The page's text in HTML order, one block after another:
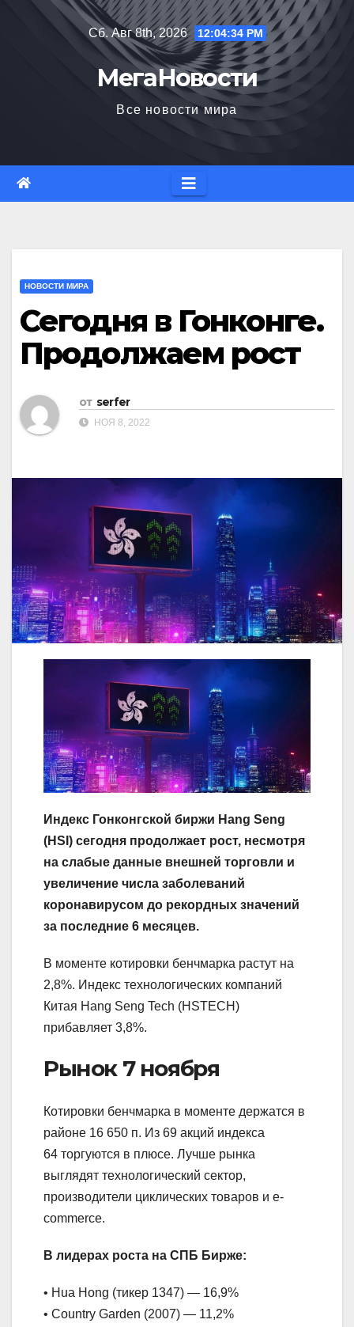
Сб. Авг 8th, 2026 12:04:35 PM
МегаНовости
Все новости мира
НОВОСТИ МИРА
Сегодня в Гонконге.
Продолжаем рост
от serfer
НОЯ 8, 2022
Индекс Гонконгской биржи Hang Seng
(HSI) сегодня продолжает рост, несмотря
на слабые данные внешней торговли и
увеличение числа заболеваний
коронавирусом до рекордных значений
за последние 6 месяцев.
В моменте котировки бенчмарка растут на
2,8%. Индекс технологических компаний
Китая Hang Seng Tech (HSTECH)
прибавляет 3,8%.
Рынок 7 ноября
Котировки бенчмарка в моменте держатся в
районе 16 650 п. Из 69 акций индекса
64 торгуются в плюсе. Лучше рынка
выглядят технологический сектор,
производители циклических товаров и e-
commerce.
В лидерах роста на СПБ Бирже:
• Hua Hong (тикер 1347) — 16,9%
• Country Garden (2007) — 11,2%